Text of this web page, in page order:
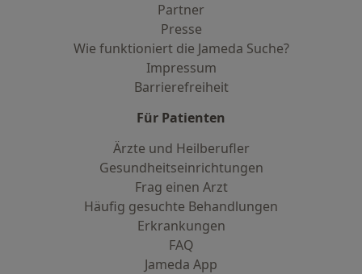
Partner
Presse
Wie funktioniert die Jameda Suche?
Impressum
Barrierefreiheit
Für Patienten
Ärzte und Heilberufler
Gesundheitseinrichtungen
Frag einen Arzt
Häufig gesuchte Behandlungen
Erkrankungen
FAQ
Jameda App